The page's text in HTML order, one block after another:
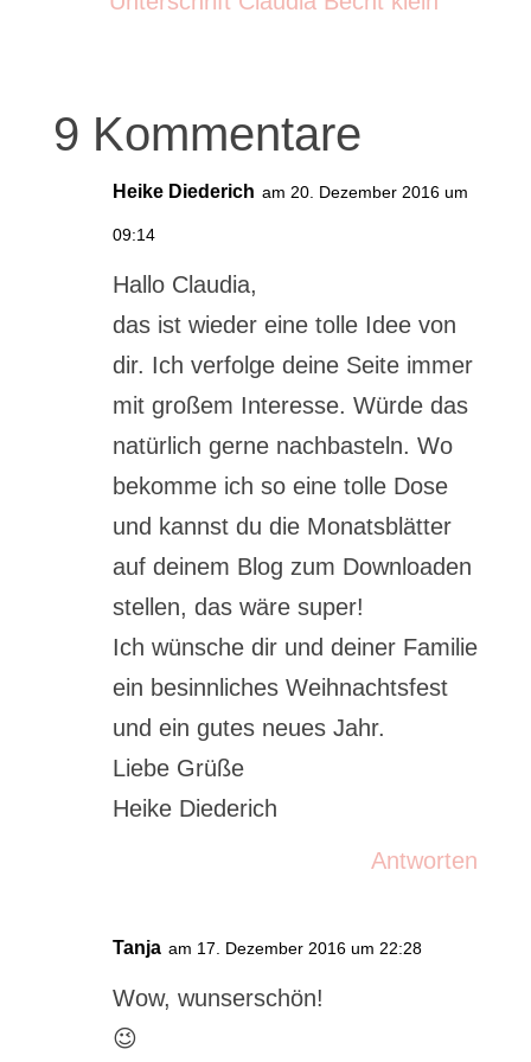
9 Kommentare
Heike Diederich am 20. Dezember 2016 um
09:14
Hallo Claudia,
das ist wieder eine tolle Idee von
dir. Ich verfolge deine Seite immer
mit großem Interesse. Würde das
natürlich gerne nachbasteln. Wo
bekomme ich so eine tolle Dose
und kannst du die Monatsblätter
auf deinem Blog zum Downloaden
stellen, das wäre super!
Ich wünsche dir und deiner Familie
ein besinnliches Weihnachtsfest
und ein gutes neues Jahr.
Liebe Grüße
Heike Diederich
Antworten
Tanja am 17. Dezember 2016 um 22:28
Wow, wunserschön!
😉